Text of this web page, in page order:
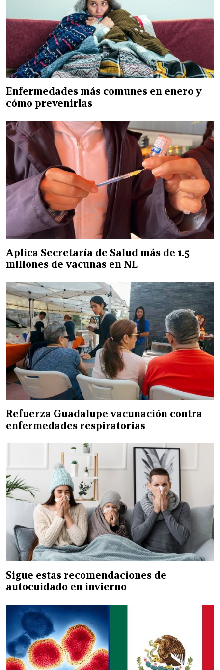
Enfermedades más comunes en enero y
cómo prevenirlas
Aplica Secretaría de Salud más de 1.5
millones de vacunas en NL
Refuerza Guadalupe vacunación contra
enfermedades respiratorias
Sigue estas recomendaciones de
autocuidado en invierno